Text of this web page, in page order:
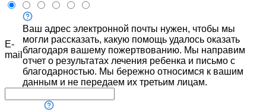
E-
mail
Ваш адрес электронной почты нужен, чтобы мы
могли рассказать, какую помощь удалось оказать
благодаря вашему пожертвованию. Мы направим
отчет о результатах лечения ребенка и письмо с
благодарностью. Мы бережно относимся к вашим
данным и не передаем их третьим лицам.